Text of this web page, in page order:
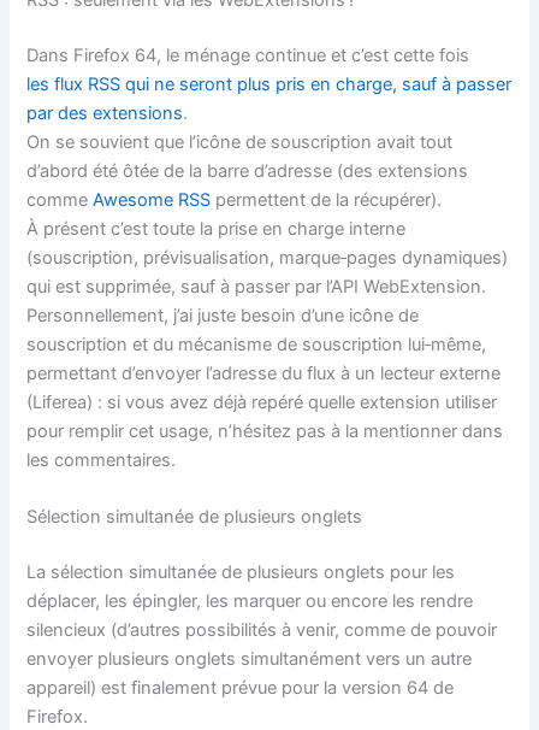
Dans Firefox 64, le ménage continue et c’est cette fois
les flux RSS qui ne seront plus pris en charge, sauf à passer
par des extensions.
On se souvient que l’icône de souscription avait tout
d’abord été ôtée de la barre d’adresse (des extensions
commeAwesome RSS permettent de la récupérer).
À présent c’est toute la prise en charge interne
(souscription, prévisualisation, marque‐pages dynamiques)
qui est supprimée, sauf à passer par l’API WebExtension.
Personnellement, j’ai juste besoin d’une icône de
souscription et du mécanisme de souscription lui‐même,
permettant d’envoyer l’adresse du flux à un lecteur externe
(Liferea) : si vous avez déjà repéré quelle extension utiliser
pour remplir cet usage, n’hésitez pas à la mentionner dans
les commentaires.
Sélection simultanée de plusieurs onglets
La sélection simultanée de plusieurs onglets pour les
déplacer, les épingler, les marquer ou encore les rendre
silencieux (d’autres possibilités à venir, comme de pouvoir
envoyer plusieurs onglets simultanément vers un autre
appareil) est finalement prévue pour la version 64 de
Firefox.